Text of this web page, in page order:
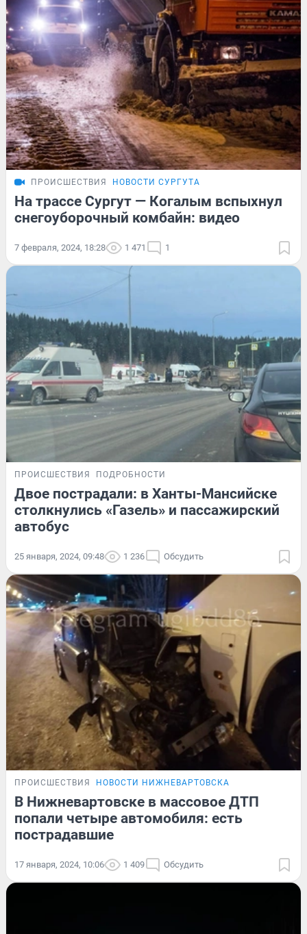
ПРОИСШЕСТВИЯ НОВОСТИ СУРГУТА
На трассе Сургут — Когалым вспыхнул
снегоуборочный комбайн: видео
7 февраля, 2024, 18:28 1 471 1
ПРОИСШЕСТВИЯ ПОДРОБНОСТИ
Двое пострадали: в Ханты-Мансийске
столкнулись «Газель» и пассажирский
автобус
25 января, 2024, 09:48 1 236 Обсудить
ПРОИСШЕСТВИЯ НОВОСТИ НИЖНЕВАРТОВСКА
В Нижневартовске в массовое ДТП
попали четыре автомобиля: есть
пострадавшие
17 января, 2024, 10:06 1 409 Обсудить